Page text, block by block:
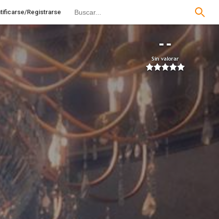
Registrarse
--
Sin valorar